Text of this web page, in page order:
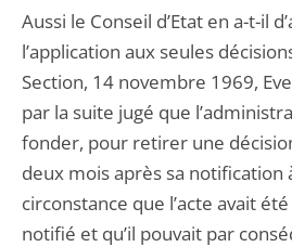
Aussi le Conseil d’Etat en a-t-il
l’application aux seules
Section, 14 novembre 1969,
par la suite jugé que
fonder, pour retirer une
deux mois après sa notification
circonstance que l’acte avait
notifié et qu’il pouvait par